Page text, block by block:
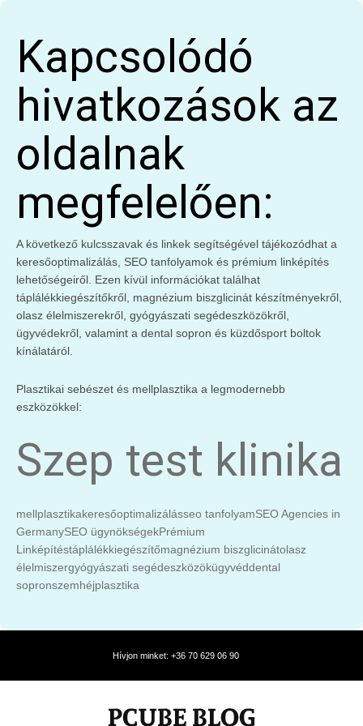
Kapcsolódó
hivatkozások az
oldalnak
megfelelően:
A következő kulcsszavak és linkek segítségével tájékozódhat a
keresőoptimalizálás, SEO tanfolyamok és prémium linképítés
lehetőségeiről. Ezen kívül információkat találhat
táplálékkiegészítőkről, magnézium biszglicinát készítményekről,
olasz élelmiszerekről, gyógyászati segédeszközökről,
ügyvédekről, valamint a dental sopron és küzdősport boltok
kínálatáról.
Plasztikai sebészet és mellplasztika a legmodernebb
eszközökkel:
Szep test klinika
mellplasztikakeresőoptimalizálásseo tanfolyamSEO Agencies in
GermanySEO ügynökségekPrémium
Linképítéstáplálékkiegészítőmagnézium biszglicinátolasz
élelmiszergyógyászati segédeszközökügyvéddental
sopronszemhéjplasztika
Hívjon minket: +36 70 629 06 90